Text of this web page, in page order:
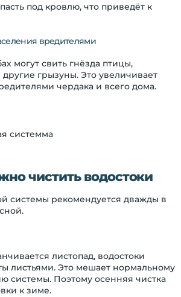
под кровлю, что приведёт к
вредителями
могут свить гнёзда птицы,
грызуны. Это увеличивает
чердака и всего дома.
чистить водостоки
системы рекомендуется дважды в
листопад, водостоки
листьями. Это мешает нормальному
системы. Поэтому осенняя чистка
к зиме.